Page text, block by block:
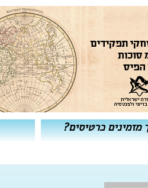
מזמינים כרטיסים?